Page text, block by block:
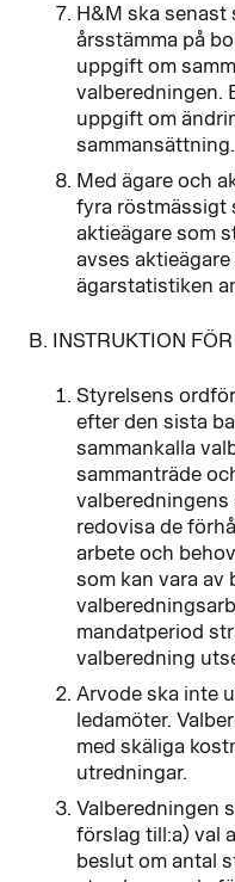
H&M ska senast
årsstämma på
uppgift om
valberedningen.
uppgift om
sammansättning.
Med ägare och
fyra röstmässigt
aktieägare som
avses
ägarstatistiken
B. INSTRUKTION
Styrelsens
efter den sista
sammankalla
sammanträde
valberedningens
redovisa de
arbete och
som kan vara av
mandatperiod
valberedning
Arvode ska inte
ledamöter.
med skäliga
utredningar.
Valberedningen
förslag till:a) val
beslut om antal